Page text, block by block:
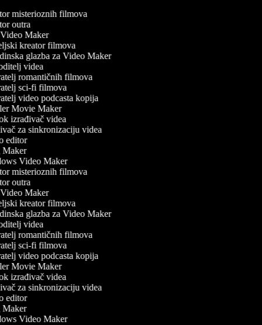
misterioznih filmova
outra
Maker
kreator filmova
glazba za Video Maker
videa
romantičnih filmova
sci-fi filmova
video podcasta kopija
Movie Maker
izrađivač videa
za sinkronizaciju videa
editor
Video Maker
misterioznih filmova
outra
Maker
kreator filmova
glazba za Video Maker
videa
romantičnih filmova
sci-fi filmova
video podcasta kopija
Movie Maker
izrađivač videa
za sinkronizaciju videa
editor
Video Maker